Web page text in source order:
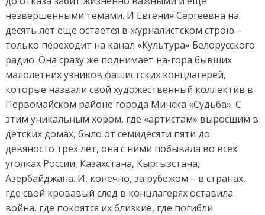
незвершенными темами. И Евгения Сергеевна на
десять лет еще остается в журналистском строю –
только переходит на канал «Культура» Белорусского
радио. Она сразу же поднимает на-гора бывших
малолетних узников фашистских концлагерей,
которые назвали свой художественный коллектив в
Первомайском районе города Минска «Судьба». С
этим уникальным хором, где «артистам» выросшим в
детских домах, было от семидесяти пяти до
девяносто трех лет, она с ними побывала во всех
уголках России, Казахстана, Кыргызстана,
Азербайджана. И, конечно, за рубежом – в странах,
где свой кровавый след в концлагерях оставила
война, где покоятся их близкие, где погибли